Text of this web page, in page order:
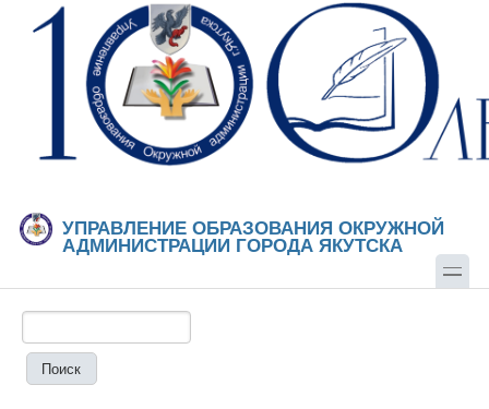
Перейти к основному содержанию
Skip to search
УПРАВЛЕНИЕ ОБРАЗОВАНИЯ ОКРУЖНОЙ
АДМИНИСТРАЦИИ ГОРОДА ЯКУТСКА